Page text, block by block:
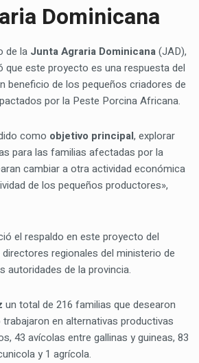
Dominicana
de la Junta Agraria Dominicana(JAD),
que este proyecto es una respuesta del
beneficio de los pequeños criadores de
por la Peste Porcina Africana.
como objetivo principal, explorar
para las familias afectadas por la
cambiar a otra actividad económica
de los pequeños productores»,
el respaldo en este proyecto del
regionales del ministerio de
autoridades de la provincia.
un total de 216 familias que desearon
en alternativas productivas
43 avícolas entre gallinas y guineas, 83
y 1 agrícola.